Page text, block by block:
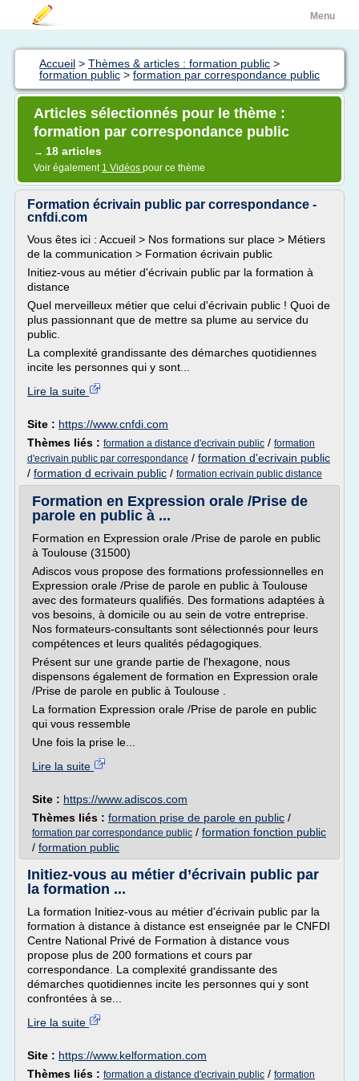
Menu
Accueil > Thèmes & articles : formation public >
formation public > formation par correspondance public
Articles sélectionnés pour le thème :
formation par correspondance public
→ 18 articles
Voir également 1 Vidéos pour ce thème
Formation écrivain public par correspondance -
cnfdi.com
Vous êtes ici : Accueil > Nos formations sur place > Métiers
de la communication > Formation écrivain public
Initiez-vous au métier d'écrivain public par la formation à
distance
Quel merveilleux métier que celui d'écrivain public ! Quoi de
plus passionnant que de mettre sa plume au service du
public.
La complexité grandissante des démarches quotidiennes
incite les personnes qui y sont...
Lire la suite
Site : https://www.cnfdi.com
Thèmes liés : formation a distance d'ecrivain public / formation
d'ecrivain public par correspondance / formation d'ecrivain public
/ formation d ecrivain public / formation ecrivain public distance
Formation en Expression orale /Prise de
parole en public à ...
Formation en Expression orale /Prise de parole en public
à Toulouse (31500)
Adiscos vous propose des formations professionnelles en
Expression orale /Prise de parole en public à Toulouse
avec des formateurs qualifiés. Des formations adaptées à
vos besoins, à domicile ou au sein de votre entreprise.
Nos formateurs-consultants sont sélectionnés pour leurs
compétences et leurs qualités pédagogiques.
Présent sur une grande partie de l'hexagone, nous
dispensons également de formation en Expression orale
/Prise de parole en public à Toulouse .
La formation Expression orale /Prise de parole en public
qui vous ressemble
Une fois la prise le...
Lire la suite
Site : https://www.adiscos.com
Thèmes liés : formation prise de parole en public /
formation par correspondance public / formation fonction public
/ formation public
Initiez-vous au métier d’écrivain public par
la formation ...
La formation Initiez-vous au métier d'écrivain public par la
formation à distance à distance est enseignée par le CNFDI
Centre National Privé de Formation à distance vous
propose plus de 200 formations et cours par
correspondance. La complexité grandissante des
démarches quotidiennes incite les personnes qui y sont
confrontées à se...
Lire la suite
Site : https://www.kelformation.com
Thèmes liés : formation a distance d'ecrivain public / formation